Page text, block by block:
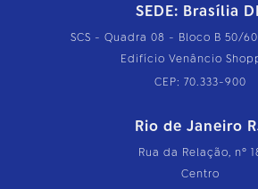
SEDE: Brasília
SCS - Quadra 08 - Bloco B 50/
Edifício Venâncio
CEP: 70.333-900
Rio de Janeiro
Rua da Relação, nº
Centro